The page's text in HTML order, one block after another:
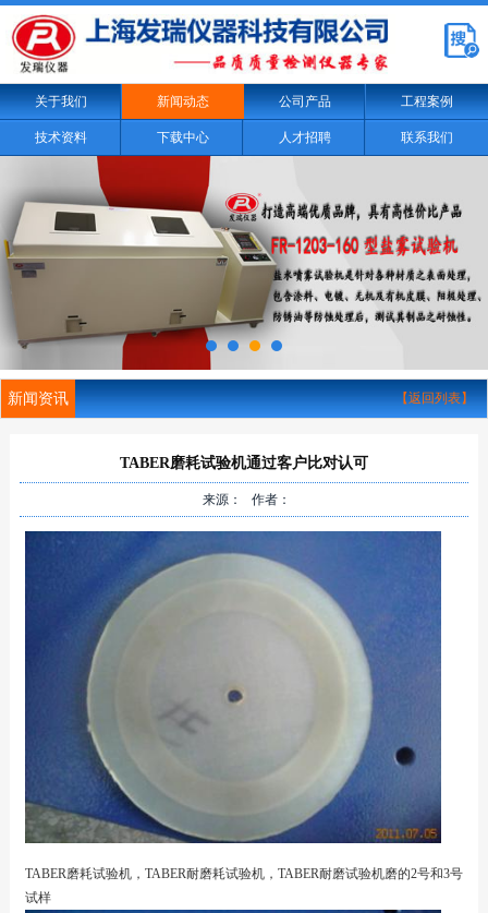
关于我们 新闻动态 公司产品 工程案例
技术资料 下载中心 人才招聘 联系我们
新闻资讯 【返回列表】
TABER磨耗试验机通过客户比对认可
来源： 作者：
TABER磨耗试验机，TABER耐磨耗试验机，TABER耐磨试验机磨的2号和3号
试样